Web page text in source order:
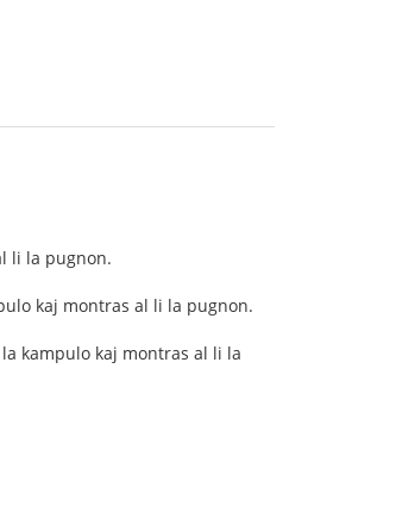
li la pugnon.
kaj montras al li la pugnon.
kampulo kaj montras al li la